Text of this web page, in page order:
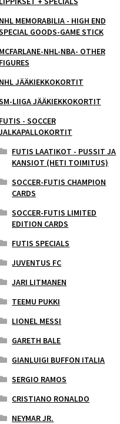
NHL MEMORABILIA - HIGH END
GOODS-GAME STICK
MCFARLANE-NHL-NBA- OTHER
FIGURES
NHL JÄÄKIEKKOKORTIT
LIIGA JÄÄKIEKKOKORTIT
FUTIS - SOCCER
FUTIS LAATIKOT - PUSSIT JA
KANSIOT (HETI TOIMITUS)
SOCCER-FUTIS CHAMPION
CARDS
SOCCER-FUTIS LIMITED
EDITION CARDS
FUTIS SPECIALS
JUVENTUS FC
JARI LITMANEN
TEEMU PUKKI
LIONEL MESSI
GARETH BALE
GIANLUIGI BUFFON ITALIA
SERGIO RAMOS
CRISTIANO RONALDO
NEYMAR JR.